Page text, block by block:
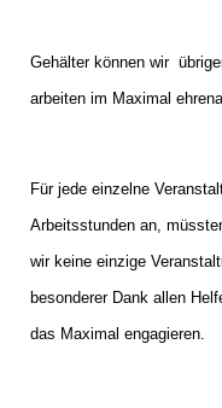
Gehälter können wir
arbeiten im Maximal
Für jede einzelne
Arbeitsstunden an,
wir keine einzige
besonderer Dank allen
das Maximal engagieren.